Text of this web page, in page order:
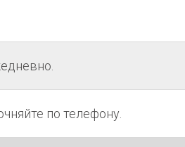
по телефону.